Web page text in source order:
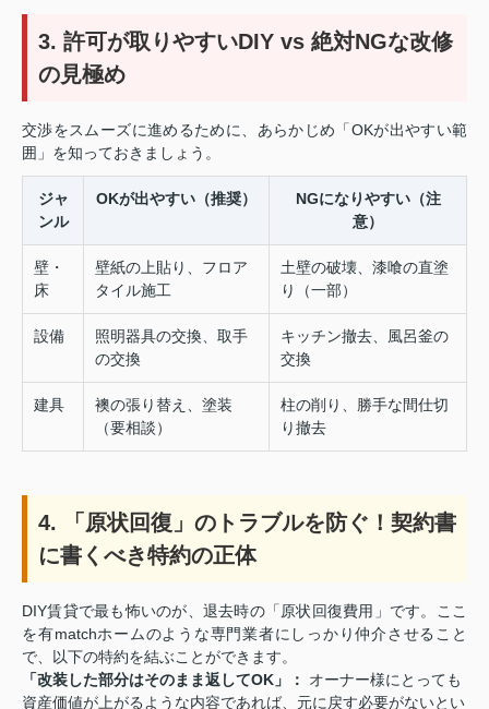
3. 許可が取りやすいDIY vs 絶対NGな改修
の見極め
交渉をスムーズに進めるために、あらかじめ「OKが出やすい範
囲」を知っておきましょう。
ジャ
ンル
OKが出やすい（推奨）
NGになりやすい（注
意）
壁・
床
壁紙の上貼り、フロア
タイル施工
土壁の破壊、漆喰の直塗
り（一部）
設備
照明器具の交換、取手
の交換
キッチン撤去、風呂釜の
交換
建具
襖の張り替え、塗装
（要相談）
柱の削り、勝手な間仕切
り撤去
4. 「原状回復」のトラブルを防ぐ！契約書
に書くべき特約の正体
DIY賃貸で最も怖いのが、退去時の「原状回復費用」です。ここ
を有matchホームのような専門業者にしっかり仲介させること
で、以下の特約を結ぶことができます。
「改装した部分はそのまま返してOK」：
オーナー様にとっても
資産価値が上がるような内容であれば、元に戻す必要がないとい